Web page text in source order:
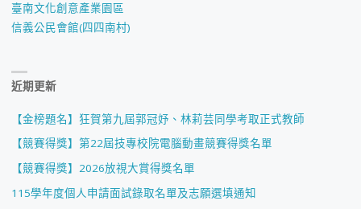
臺南文化創意產業園區
信義公民會館(四四南村)
近期更新
【金榜題名】狂賀第九屆郭冠妤、林莉芸同學考取正式教師
【競賽得獎】第22屆技專校院電腦動畫競賽得獎名單
【競賽得獎】2026放視大賞得獎名單
115學年度個人申請面試錄取名單及志願選填通知